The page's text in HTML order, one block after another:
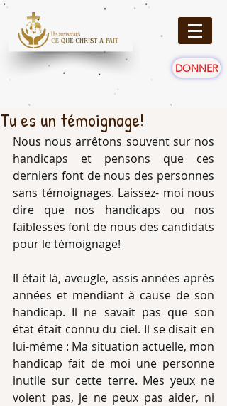
DONNER
Tu es un témoignage!
Nous nous arrêtons souvent sur nos
handicaps et pensons que ces
derniers font de nous des personnes
sans témoignages. Laissez- moi nous
dire que nos handicaps ou nos
faiblesses font de nous des candidats
pour le témoignage!
Il était là, aveugle, assis années après
années et mendiant à cause de son
handicap. Il ne savait pas que son
état était connu du ciel. Il se disait en
lui-même : Ma situation actuelle, mon
handicap fait de moi une personne
inutile sur cette terre. Mes yeux ne
voient pas, je ne peux pas aider, ni